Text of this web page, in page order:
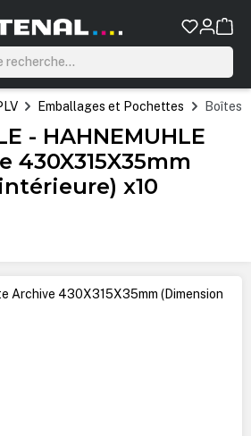
Emballages et Pochettes Boîtes
- HAHNEMUHLE
430X315X35mm
x10